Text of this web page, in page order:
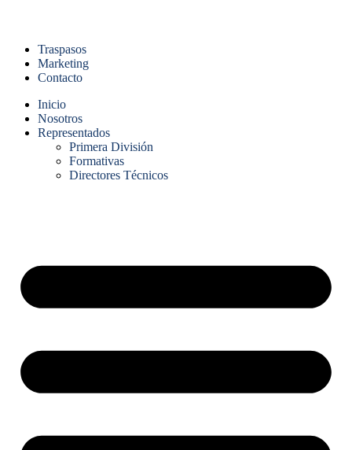
Traspasos
Marketing
Contacto
Inicio
Nosotros
Representados
Primera División
Formativas
Directores Técnicos